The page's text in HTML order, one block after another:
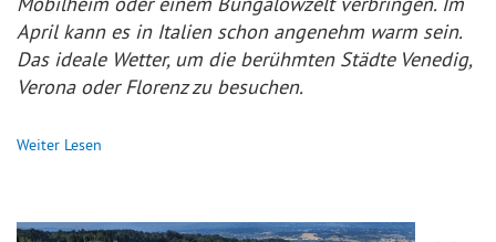
April kann es in Italien schon angenehm warm sein.
Das ideale Wetter, um die berühmten Städte Venedig,
Verona oder Florenz zu besuchen.
Weiter Lesen